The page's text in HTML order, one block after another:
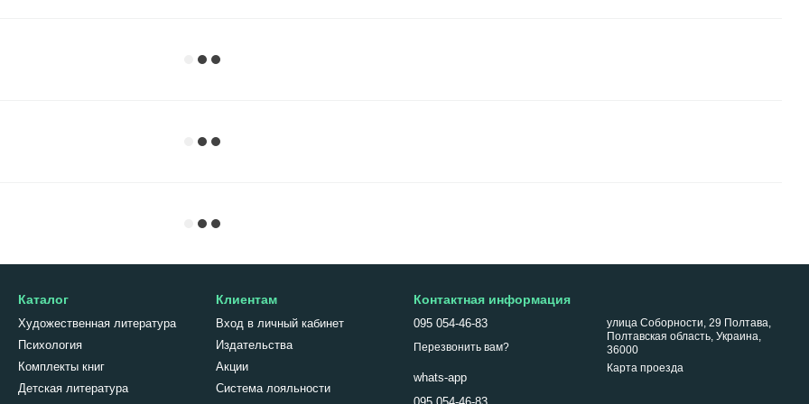
Каталог
Художественная литература
Психология
Комплекты книг
Детская литература
Клиентам
Вход в личный кабинет
Издательства
Акции
Система лояльности
Контактная информация
095 054-46-83
Перезвонить вам?
whats-app
улица Соборности, 29 Полтава,
Полтавская область, Украина,
36000
Карта проезда